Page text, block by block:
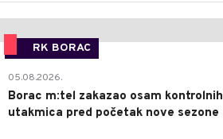
RK BORAC
05.08.2026.
Borac m:tel zakazao osam kontrolnih
utakmica pred početak nove sezone